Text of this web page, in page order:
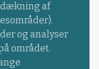
dækning af
og analyser
området.